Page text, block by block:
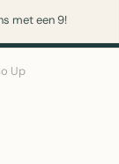
met een 9!
Up